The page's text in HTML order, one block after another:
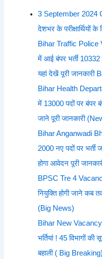
3 September 2024
देशभर के परीक्षार्थियों
Bihar Traffic Police
में आई बंपर भर्ती 10332
यहां देखें पूरी जानकारी
Bihar Health
में 13000 पदों पर बंपर
जाने पूरी जानकारी
Bihar Anganwadi
2000 नए पदों पर भर्ती
होगा आवेदन पूरी
BPSC Tre 4
नियुक्ति होगी जाने कब
(Big News)
Bihar New Vacancy
भर्तियां ! 45 विभागों की
बहाली ( Big Breaking)